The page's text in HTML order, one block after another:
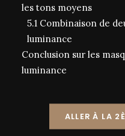
les tons moyens
5.1 Combinaison de
luminance
Conclusion sur les
luminance
ALLER À LA